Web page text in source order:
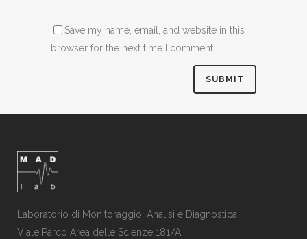
Save my name, email, and website in this
browser for the next time I comment.
Laboratorio di Monitoraggio, Analisi e Diagnostica
Viale Parco Area delle Scienze 181/A